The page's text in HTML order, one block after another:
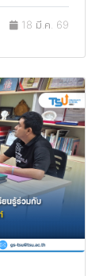
18 มี.ค. 69